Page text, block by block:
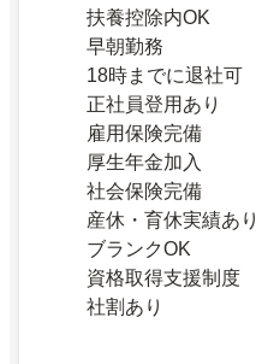
扶養控除内OK
早朝勤務
18時までに退社可
正社員登用あり
雇用保険完備
厚生年金加入
社会保険完備
産休・育休実績あり
ブランクOK
資格取得支援制度
社割あり